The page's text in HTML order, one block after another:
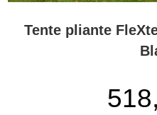
Tente pliante